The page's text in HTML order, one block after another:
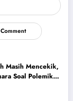
Comment
Masih Mencekik,
Soal Polemik